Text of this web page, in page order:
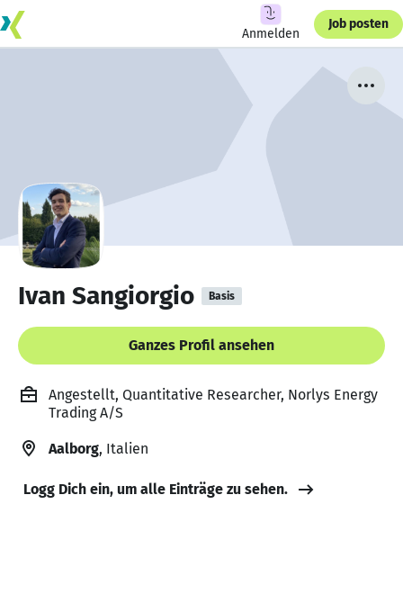
Anmelden
Job posten
Ivan Sangiorgio Basis
Ganzes Profil ansehen
Angestellt, Quantitative Researcher, Norlys Energy
Trading A/S
Aalborg, Italien
Logg Dich ein, um alle Einträge zu sehen.